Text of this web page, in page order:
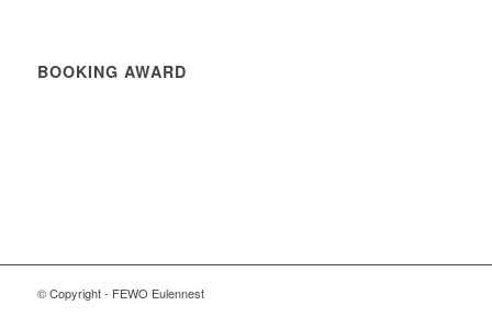
BOOKING AWARD
© Copyright - FEWO Eulennest